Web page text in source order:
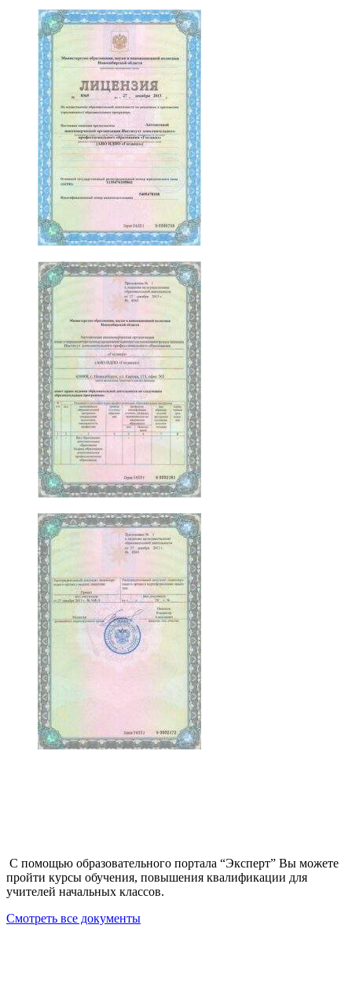
С помощью образовательного портала “Эксперт” Вы можете
пройти курсы обучения, повышения квалификации для
учителей начальных классов.
Смотреть все документы